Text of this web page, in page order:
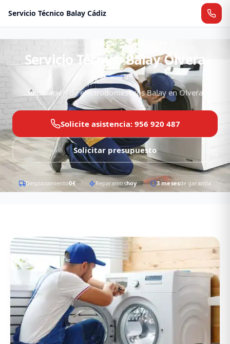
Servicio Técnico Balay Cádiz
Servicio Técnico Balay Olvera
Servicio Técnico Balay Olvera
Reparación de electrodomésticos Balay en Olvera
Solicite asistencia: 956 920 487
Solicitar presupuesto
Desplazamiento0€ Reparamoshoy 3 mesesde garantía